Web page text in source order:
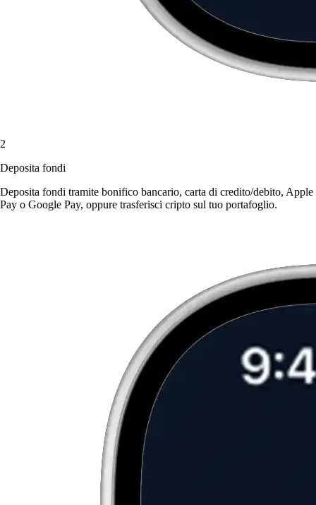
2
Deposita fondi
Deposita fondi tramite bonifico bancario, carta di credito/debito, Apple
Pay o Google Pay, oppure trasferisci cripto sul tuo portafoglio.